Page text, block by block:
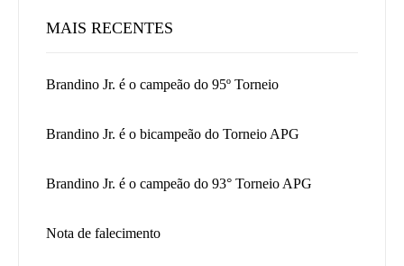
MAIS RECENTES
Brandino Jr. é o campeão do 95º Torneio
Brandino Jr. é o bicampeão do Torneio APG
Brandino Jr. é o campeão do 93° Torneio APG
Nota de falecimento